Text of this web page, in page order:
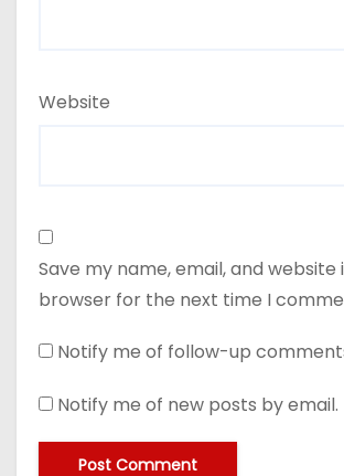
Website
Save my name, email, and website
browser for the next time I
Notify me of follow-up
Notify me of new posts by email.